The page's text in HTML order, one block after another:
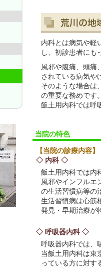
内科とは病気や軽
し、初診患者にも
風邪や腹痛、頭痛
されている病気や
そのような場合は
の重要な務めです。
飯土用内科では呼
当院の特色
【当院の診療内容】
◇ 内科 ◇
飯土用内科では内
風邪やインフルエ
の生活習慣病等の
生活習慣病は心筋
発見・早期治療が
◇ 呼吸器内科 ◇
呼吸器内科では、
当飯土用内科は東
っている方に対す